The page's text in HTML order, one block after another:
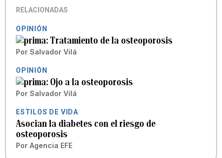
RELACIONADAS
OPINIÓN
Tratamiento de la osteoporosis
Por Salvador Vilá
OPINIÓN
Ojo a la osteoporosis
Por Salvador Vilá
ESTILOS DE VIDA
Asocian la diabetes con el riesgo de
osteoporosis
Por Agencia EFE